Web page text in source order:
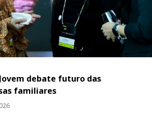
Jovem debate futuro das
familiares